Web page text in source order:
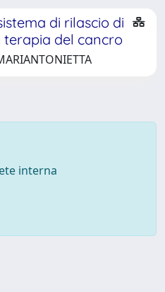
di rilascio di
del cancro
interna